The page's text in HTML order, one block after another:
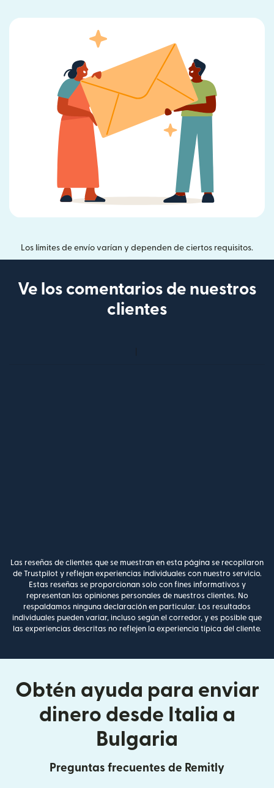
Los límites de envío varían y dependen de ciertos requisitos.
Ve los comentarios de nuestros
clientes
Las reseñas de clientes que se muestran en esta página se recopilaron
de Trustpilot y reflejan experiencias individuales con nuestro servicio.
Estas reseñas se proporcionan solo con fines informativos y
representan las opiniones personales de nuestros clientes. No
respaldamos ninguna declaración en particular. Los resultados
individuales pueden variar, incluso según el corredor, y es posible que
las experiencias descritas no reflejen la experiencia típica del cliente.
Obtén ayuda para enviar
dinero desde Italia a
Bulgaria
Preguntas frecuentes de Remitly